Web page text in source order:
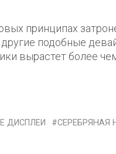
принципах
подобные
вырастет более
ДИСПЛЕИ СЕРЕБРЯНАЯ